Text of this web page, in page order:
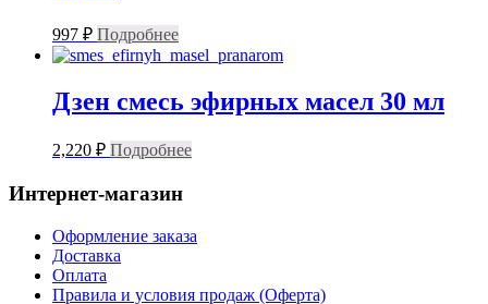
997 ₽ Подробнее
Дзен смесь эфирных масел 30 мл
2,220 ₽ Подробнее
Интернет-магазин
Оформление заказа
Доставка
Оплата
Правила и условия продаж (Оферта)